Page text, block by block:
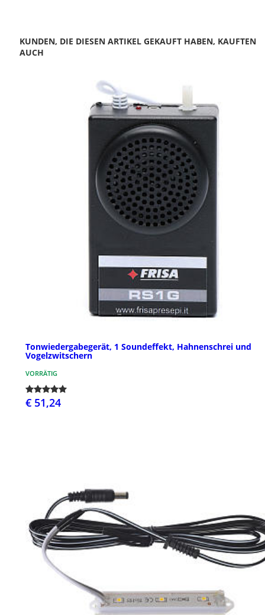
KUNDEN, DIE DIESEN ARTIKEL GEKAUFT HABEN, KAUFTEN
AUCH
Tonwiedergabegerät, 1 Soundeffekt, Hahnenschrei und
Vogelzwitschern
VORRÄTIG
€ 51,24